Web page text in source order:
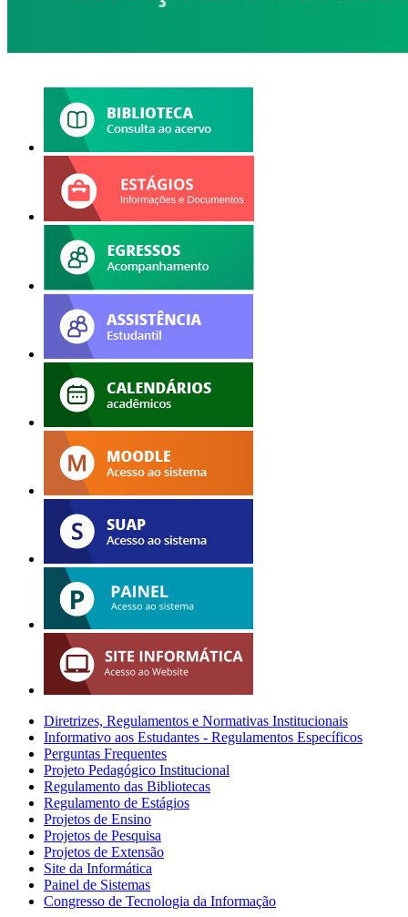
Diretrizes, Regulamentos e Normativas Institucionais
Informativo aos Estudantes - Regulamentos Específicos
Perguntas Frequentes
Projeto Pedagógico Institucional
Regulamento das Bibliotecas
Regulamento de Estágios
Projetos de Ensino
Projetos de Pesquisa
Projetos de Extensão
Site da Informática
Painel de Sistemas
Congresso de Tecnologia da Informação